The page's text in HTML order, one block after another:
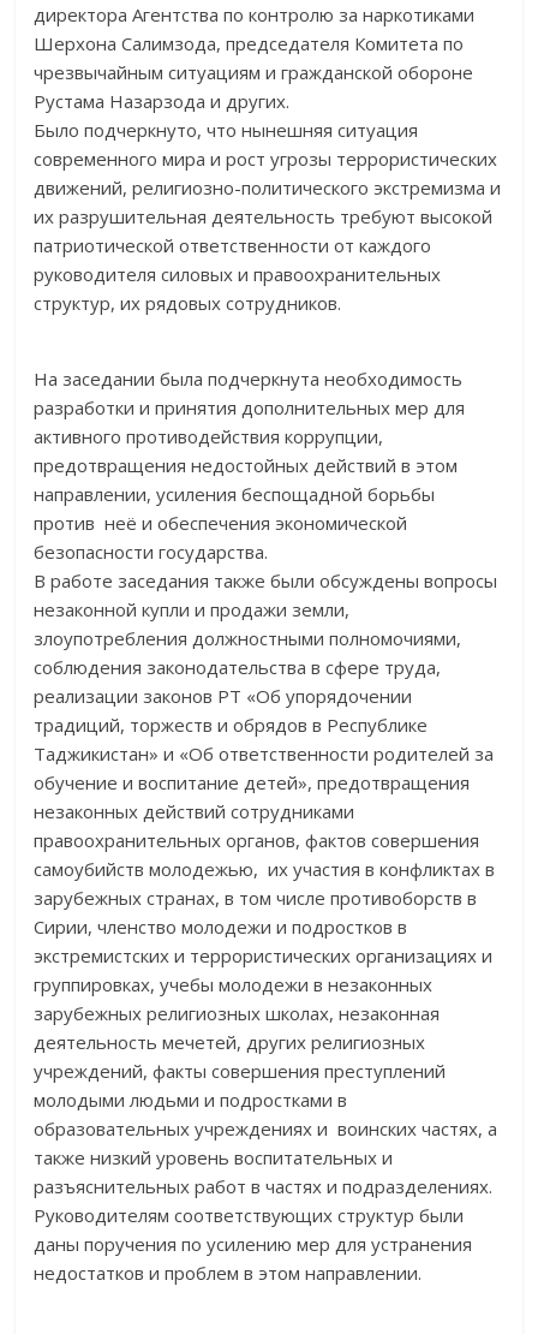
директора Агентства по контролю за наркотиками
Шерхона Салимзода, председателя Комитета по
чрезвычайным ситуациям и гражданской обороне
Рустама Назарзода и других.
Было подчеркнуто, что нынешняя ситуация
современного мира и рост угрозы террористических
движений, религиозно-политического экстремизма и
их разрушительная деятельность требуют высокой
патриотической ответственности от каждого
руководителя силовых и правоохранительных
структур, их рядовых сотрудников.
На заседании была подчеркнута необходимость
разработки и принятия дополнительных мер для
активного противодействия коррупции,
предотвращения недостойных действий в этом
направлении, усиления беспощадной борьбы
против неё и обеспечения экономической
безопасности государства.
В работе заседания также были обсуждены вопросы
незаконной купли и продажи земли,
злоупотребления должностными полномочиями,
соблюдения законодательства в сфере труда,
реализации законов РТ «Об упорядочении
традиций, торжеств и обрядов в Республике
Таджикистан» и «Об ответственности родителей за
обучение и воспитание детей», предотвращения
незаконных действий сотрудниками
правоохранительных органов, фактов совершения
самоубийств молодежью, их участия в конфликтах в
зарубежных странах, в том числе противоборств в
Сирии, членство молодежи и подростков в
экстремистских и террористических организациях и
группировках, учебы молодежи в незаконных
зарубежных религиозных школах, незаконная
деятельность мечетей, других религиозных
учреждений, факты совершения преступлений
молодыми людьми и подростками в
образовательных учреждениях и воинских частях, а
также низкий уровень воспитательных и
разъяснительных работ в частях и подразделениях.
Руководителям соответствующих структур были
даны поручения по усилению мер для устранения
недостатков и проблем в этом направлении.